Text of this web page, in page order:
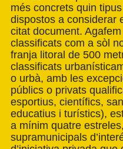
més concrets quin tipus
dispostos a considerar
citat document.
classificats com a sòl
franja litoral de 500
classificats
o urbà, amb les
públics o privats
esportius, científics,
educatius i turístics),
a mínim quatre
supramunicipals